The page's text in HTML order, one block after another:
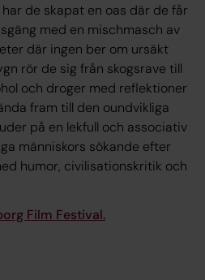
de skapat en oas där de får
med en mischmasch av
där ingen ber om ursäkt
rör de sig från skogsrave till
och droger med reflektioner
fram till den oundvikliga
på en lekfull och associativ
människors sökande efter
humor, civilisationskritik och
Film Festival.